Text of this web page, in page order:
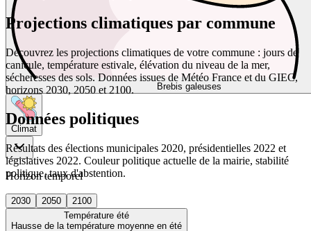
Brebis galeuses
Climat
Horizon temporel
2030 2050
2100
Température été
Hausse de la température moyenne en été
Projections climatiques par commune
Découvrez les projections climatiques de votre commune : jours de
canicule, température estivale, élévation du niveau de la mer,
sécheresses des sols. Données issues de Météo France et du GIEC,
horizons 2030, 2050 et 2100.
Données politiques
Résultats des élections municipales 2020, présidentielles 2022 et
législatives 2022. Couleur politique actuelle de la mairie, stabilité
politique, taux d'abstention.